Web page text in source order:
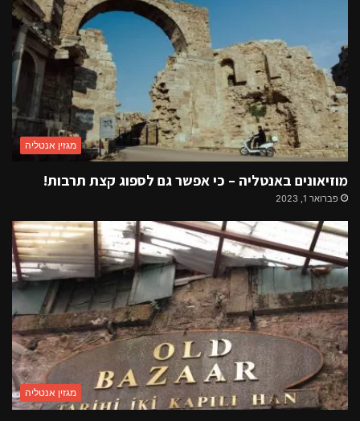
מגזין אנטליה
מוזיאונים באנטליה – כי אפשר גם לספוג קצת תרבות!
פברואר 1, 2023
מגזין אנטליה